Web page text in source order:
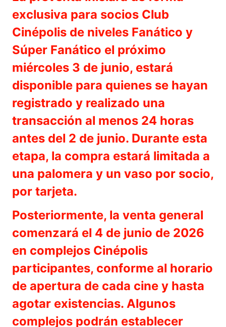
exclusiva para socios Club
Cinépolis de niveles Fanático y
Súper Fanático el próximo
miércoles 3 de junio, estará
disponible para quienes se hayan
registrado y realizado una
transacción al menos 24 horas
antes del 2 de junio. Durante esta
etapa, la compra estará limitada a
una palomera y un vaso por socio,
por tarjeta.
Posteriormente, la venta general
comenzará el 4 de junio de 2026
en complejos Cinépolis
participantes, conforme al horario
de apertura de cada cine y hasta
agotar existencias. Algunos
complejos podrán establecer